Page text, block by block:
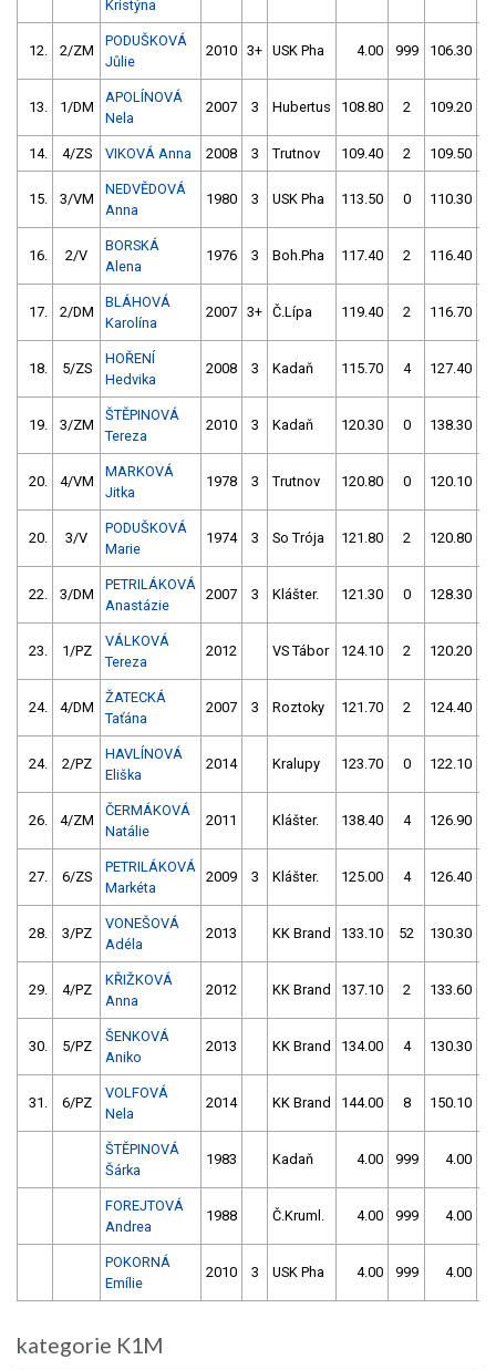
Kristýna
12. 2/ZM
PODUŠKOVÁ
Jůlie
2010 3+ USK Pha 4.00 999 106.30
13. 1/DM
APOLÍNOVÁ
Nela
2007 3 Hubertus 108.80 2 109.20
14. 4/ZS VIKOVÁ Anna 2008 3 Trutnov 109.40 2 109.50
15. 3/VM
NEDVĚDOVÁ
Anna
1980 3 USK Pha 113.50 0 110.30
16. 2/V
BORSKÁ
Alena
1976 3 Boh.Pha 117.40 2 116.40
17. 2/DM
BLÁHOVÁ
Karolína
2007 3+ Č.Lípa 119.40 2 116.70
18. 5/ZS
HOŘENÍ
Hedvika
2008 3 Kadaň 115.70 4 127.40
19. 3/ZM
ŠTĚPINOVÁ
Tereza
2010 3 Kadaň 120.30 0 138.30
20. 4/VM
MARKOVÁ
Jitka
1978 3 Trutnov 120.80 0 120.10
20. 3/V
PODUŠKOVÁ
Marie
1974 3 So Trója 121.80 2 120.80
22. 3/DM
PETRILÁKOVÁ
Anastázie
2007 3 Klášter. 121.30 0 128.30
23. 1/PZ
VÁLKOVÁ
Tereza
2012 VS Tábor 124.10 2 120.20
24. 4/DM
ŽATECKÁ
Taťána
2007 3 Roztoky 121.70 2 124.40
24. 2/PZ
HAVLÍNOVÁ
Eliška
2014 Kralupy 123.70 0 122.10
26. 4/ZM
ČERMÁKOVÁ
Natálie
2011 Klášter. 138.40 4 126.90
27. 6/ZS
PETRILÁKOVÁ
Markéta
2009 3 Klášter. 125.00 4 126.40
28. 3/PZ
VONEŠOVÁ
Adéla
2013 KK Brand 133.10 52 130.30
29. 4/PZ
KŘIŽKOVÁ
Anna
2012 KK Brand 137.10 2 133.60
30. 5/PZ
ŠENKOVÁ
Aniko
2013 KK Brand 134.00 4 130.30
31. 6/PZ
VOLFOVÁ
Nela
2014 KK Brand 144.00 8 150.10
ŠTĚPINOVÁ
Šárka
1983 Kadaň 4.00 999 4.00
FOREJTOVÁ
Andrea
1988 Č.Kruml. 4.00 999 4.00
POKORNÁ
Emílie
2010 3 USK Pha 4.00 999 4.00
kategorie K1M